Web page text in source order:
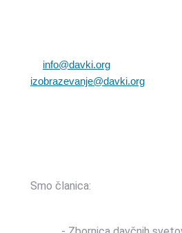
info@davki.org
izobrazevanje@davki.org
Smo članica: